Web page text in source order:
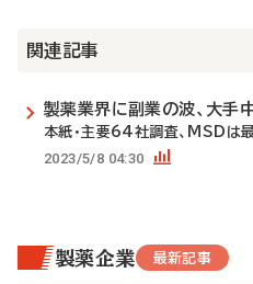
関連記事
製薬業界に副業の波、大手
本紙・主要64社調査、MSDは
2023/5/8 04:30
製薬企業 最新記事